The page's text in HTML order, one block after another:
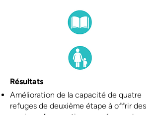
Résultats
Amélioration de la capacité de quatre
refuges de deuxième étape à offrir des